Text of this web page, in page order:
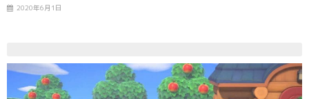
2020年6月1日